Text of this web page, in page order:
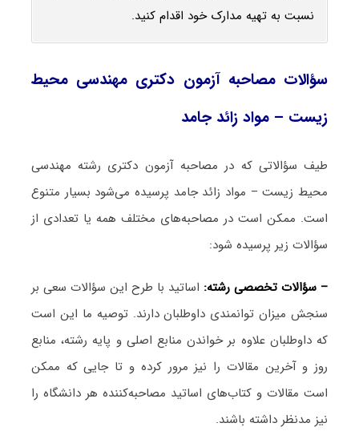
نسبت به تهیه مدارک خود اقدام کنید.
سؤالات مصاحبه آزمون دکتری مهندسی محیط‌
زیست – مواد زائد جامد
طیف سؤالاتی که در مصاحبه آزمون دکتری رشته مهندسی
محیط‌ زیست – مواد زائد جامد پرسیده می‌شود بسیار متنوع
است. ممکن است در مصاحبه‌های مختلف همه یا تعدادی از
سؤالات زیر پرسیده شود:
– سؤالات تخصصی رشته: اساتید با طرح این سؤالات سعی بر
سنجش میزان توانمندی داوطلبان دارند. توصیه ما این است
که داوطلبان علاوه بر خواندن منابع اصلی و پایه رشته، منابع
روز و آخرین مقالات را نیز مرور کرده و تا جایی که ممکن
است مقالات و کتاب‌های اساتید مصاحبه‌کننده هر دانشگاه را
نیز مدنظر داشته باشند.